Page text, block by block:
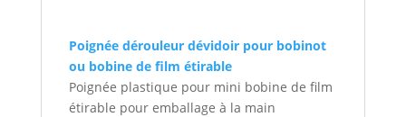
Poignée dérouleur dévidoir pour bobinot
ou bobine de film étirable
Poignée plastique pour mini bobine de film
étirable pour emballage à la main